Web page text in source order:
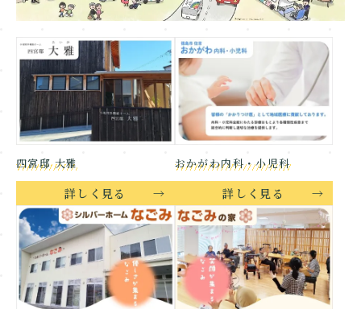
四宮邸 大雅
詳しく見る
おかがわ内科・小児科
詳しく見る